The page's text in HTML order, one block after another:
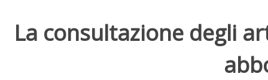
La consultazione degli